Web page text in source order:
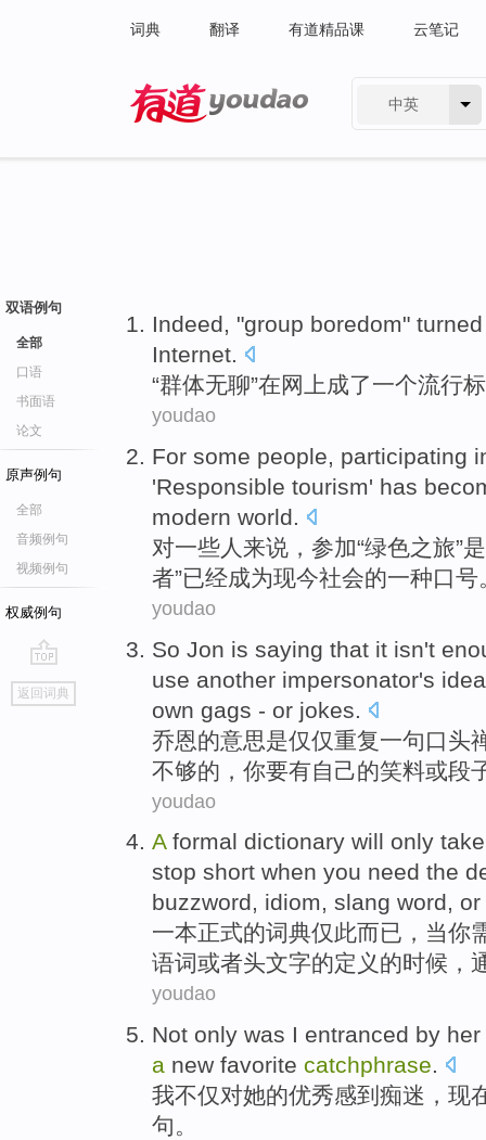
词典 翻译 有道精品课 云笔记
中英
双语例句
全部
口语
书面语
论文
原声例句
全部
音频例句
视频例句
权威例句
go
top
返回词典
Indeed, "group boredom"
Internet.
“群体无聊”在网上成了一个流行
youdao
For some people, participating
'Responsible tourism' has
modern world.
对一些人来说 ， 参加“绿色之旅”
者”已经成为现今社会的一种口号
youdao
So Jon is saying that it isn't
use another impersonator's
own gags - or jokes
乔恩的意思是仅仅重复一句口头
不够的， 你要有自己的笑料或段
youdao
A formal dictionary will only
stop short when you need the
buzzword, idiom, slang word, or
一本正式的词典仅此而已， 当你
语词或者头文字的定义 的时候，
youdao
Not only was I entranced by her
a new favorite catchphrase.
我不仅对她的优秀感到痴迷， 现
句。